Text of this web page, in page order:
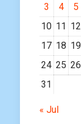
3
4 5
10 11 12
17 18 19
24 25 26
31
« Jul